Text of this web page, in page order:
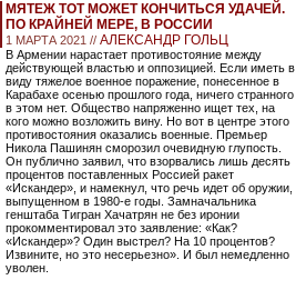
МЯТЕЖ ТОТ МОЖЕТ КОНЧИТЬСЯ УДАЧЕЙ.
ПО КРАЙНЕЙ МЕРЕ, В РОССИИ
1 МАРТА 2021 // АЛЕКСАНДР ГОЛЬЦ
В Армении нарастает противостояние между
действующей властью и оппозицией. Если иметь в
виду тяжелое военное поражение, понесенное в
Карабахе осенью прошлого года, ничего странного
в этом нет. Общество напряженно ищет тех, на
кого можно возложить вину. Но вот в центре этого
противостояния оказались военные. Премьер
Никола Пашинян сморозил очевидную глупость.
Он публично заявил, что взорвались лишь десять
процентов поставленных Россией ракет
«Искандер», и намекнул, что речь идет об оружии,
выпущенном в 1980-е годы. Замначальника
генштаба Тигран Хачатрян не без иронии
прокомментировал это заявление: «Как?
«Искандер»? Один выстрел? На 10 процентов?
Извините, но это несерьезно». И был немедленно
уволен.